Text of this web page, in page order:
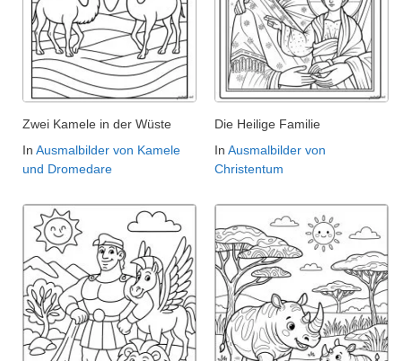
Zwei Kamele in der Wüste
In Ausmalbilder von Kamele
und Dromedare
Die Heilige Familie
In Ausmalbilder von
Christentum